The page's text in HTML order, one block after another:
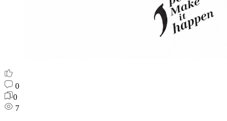
0
0
7